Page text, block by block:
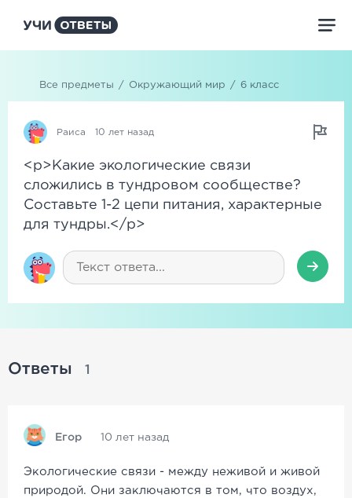
Все предметы / Окружающий мир / 6 класс
Раиса 10 лет назад
<p>Какие экологические связи
сложились в тундровом сообществе?
Составьте 1-2 цепи питания, характерные
для тундры.</p>
Ответы 1
Егор 10 лет назад
Экологические связи - между неживой и живой
природой. Они заключаются в том, что воздух,